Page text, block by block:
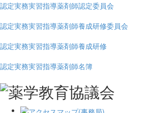
認定実務実習指導薬剤師認定委員会
認定実務実習指導薬剤師養成研修委員会
認定実務実習指導薬剤師養成研修
認定実務実習指導薬剤師名簿